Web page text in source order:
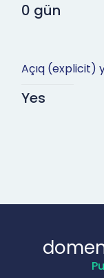
0 gün
Açıq (explicit)
Yes